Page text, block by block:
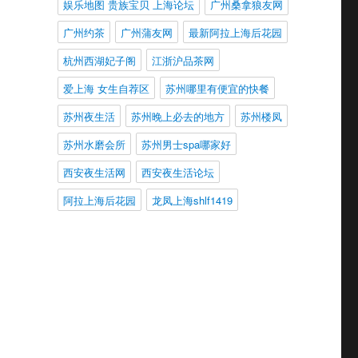
娱乐地图 贵族宝贝 上海论坛
广州桑拿狼友网
广州约茶
广州蒲友网
最新阿拉上海后花园
杭州西湖妃子阁
江浙沪品茶网
爱上海 女生自荐区
苏州哪里有便宜的快餐
苏州夜生活
苏州晚上必去的地方
苏州楼凤
苏州水磨会所
苏州男士spa哪家好
西安夜生活网
西安夜生活论坛
阿拉上海后花园
龙凤上海shlf1419